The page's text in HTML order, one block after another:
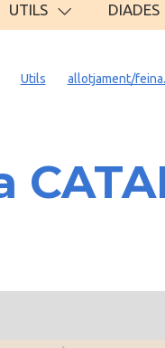
UTILS DIADES
Utils allotjament/